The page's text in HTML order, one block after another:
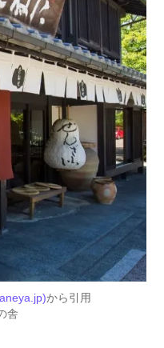
から引用
舎